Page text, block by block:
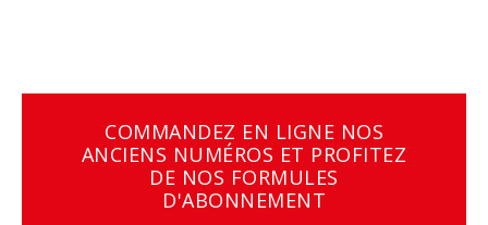
COMMANDEZ EN LIGNE NOS
ANCIENS NUMÉROS ET PROFITEZ
DE NOS FORMULES
D'ABONNEMENT